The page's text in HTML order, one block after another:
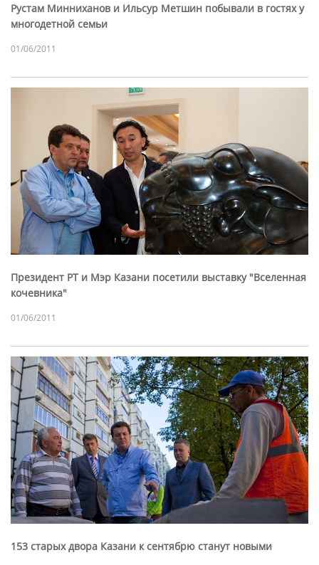
Рустам Минниханов и Ильсур Метшин побывали в гостях у
многодетной семьи
01/06/2011
Президент РТ и Мэр Казани посетили выставку "Вселенная
кочевника"
01/06/2011
153 старых двора Казани к сентябрю станут новыми